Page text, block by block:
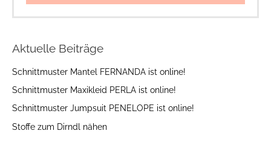
Aktuelle Beiträge
Schnittmuster Mantel FERNANDA ist online!
Schnittmuster Maxikleid PERLA ist online!
Schnittmuster Jumpsuit PENELOPE ist online!
Stoffe zum Dirndl nähen